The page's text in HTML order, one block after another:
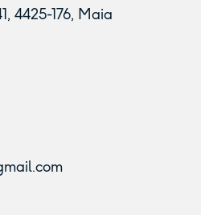
4425-176, Maia